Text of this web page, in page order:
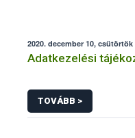
2020. december 10, csütörtök
Adatkezelési
TOVÁBB >